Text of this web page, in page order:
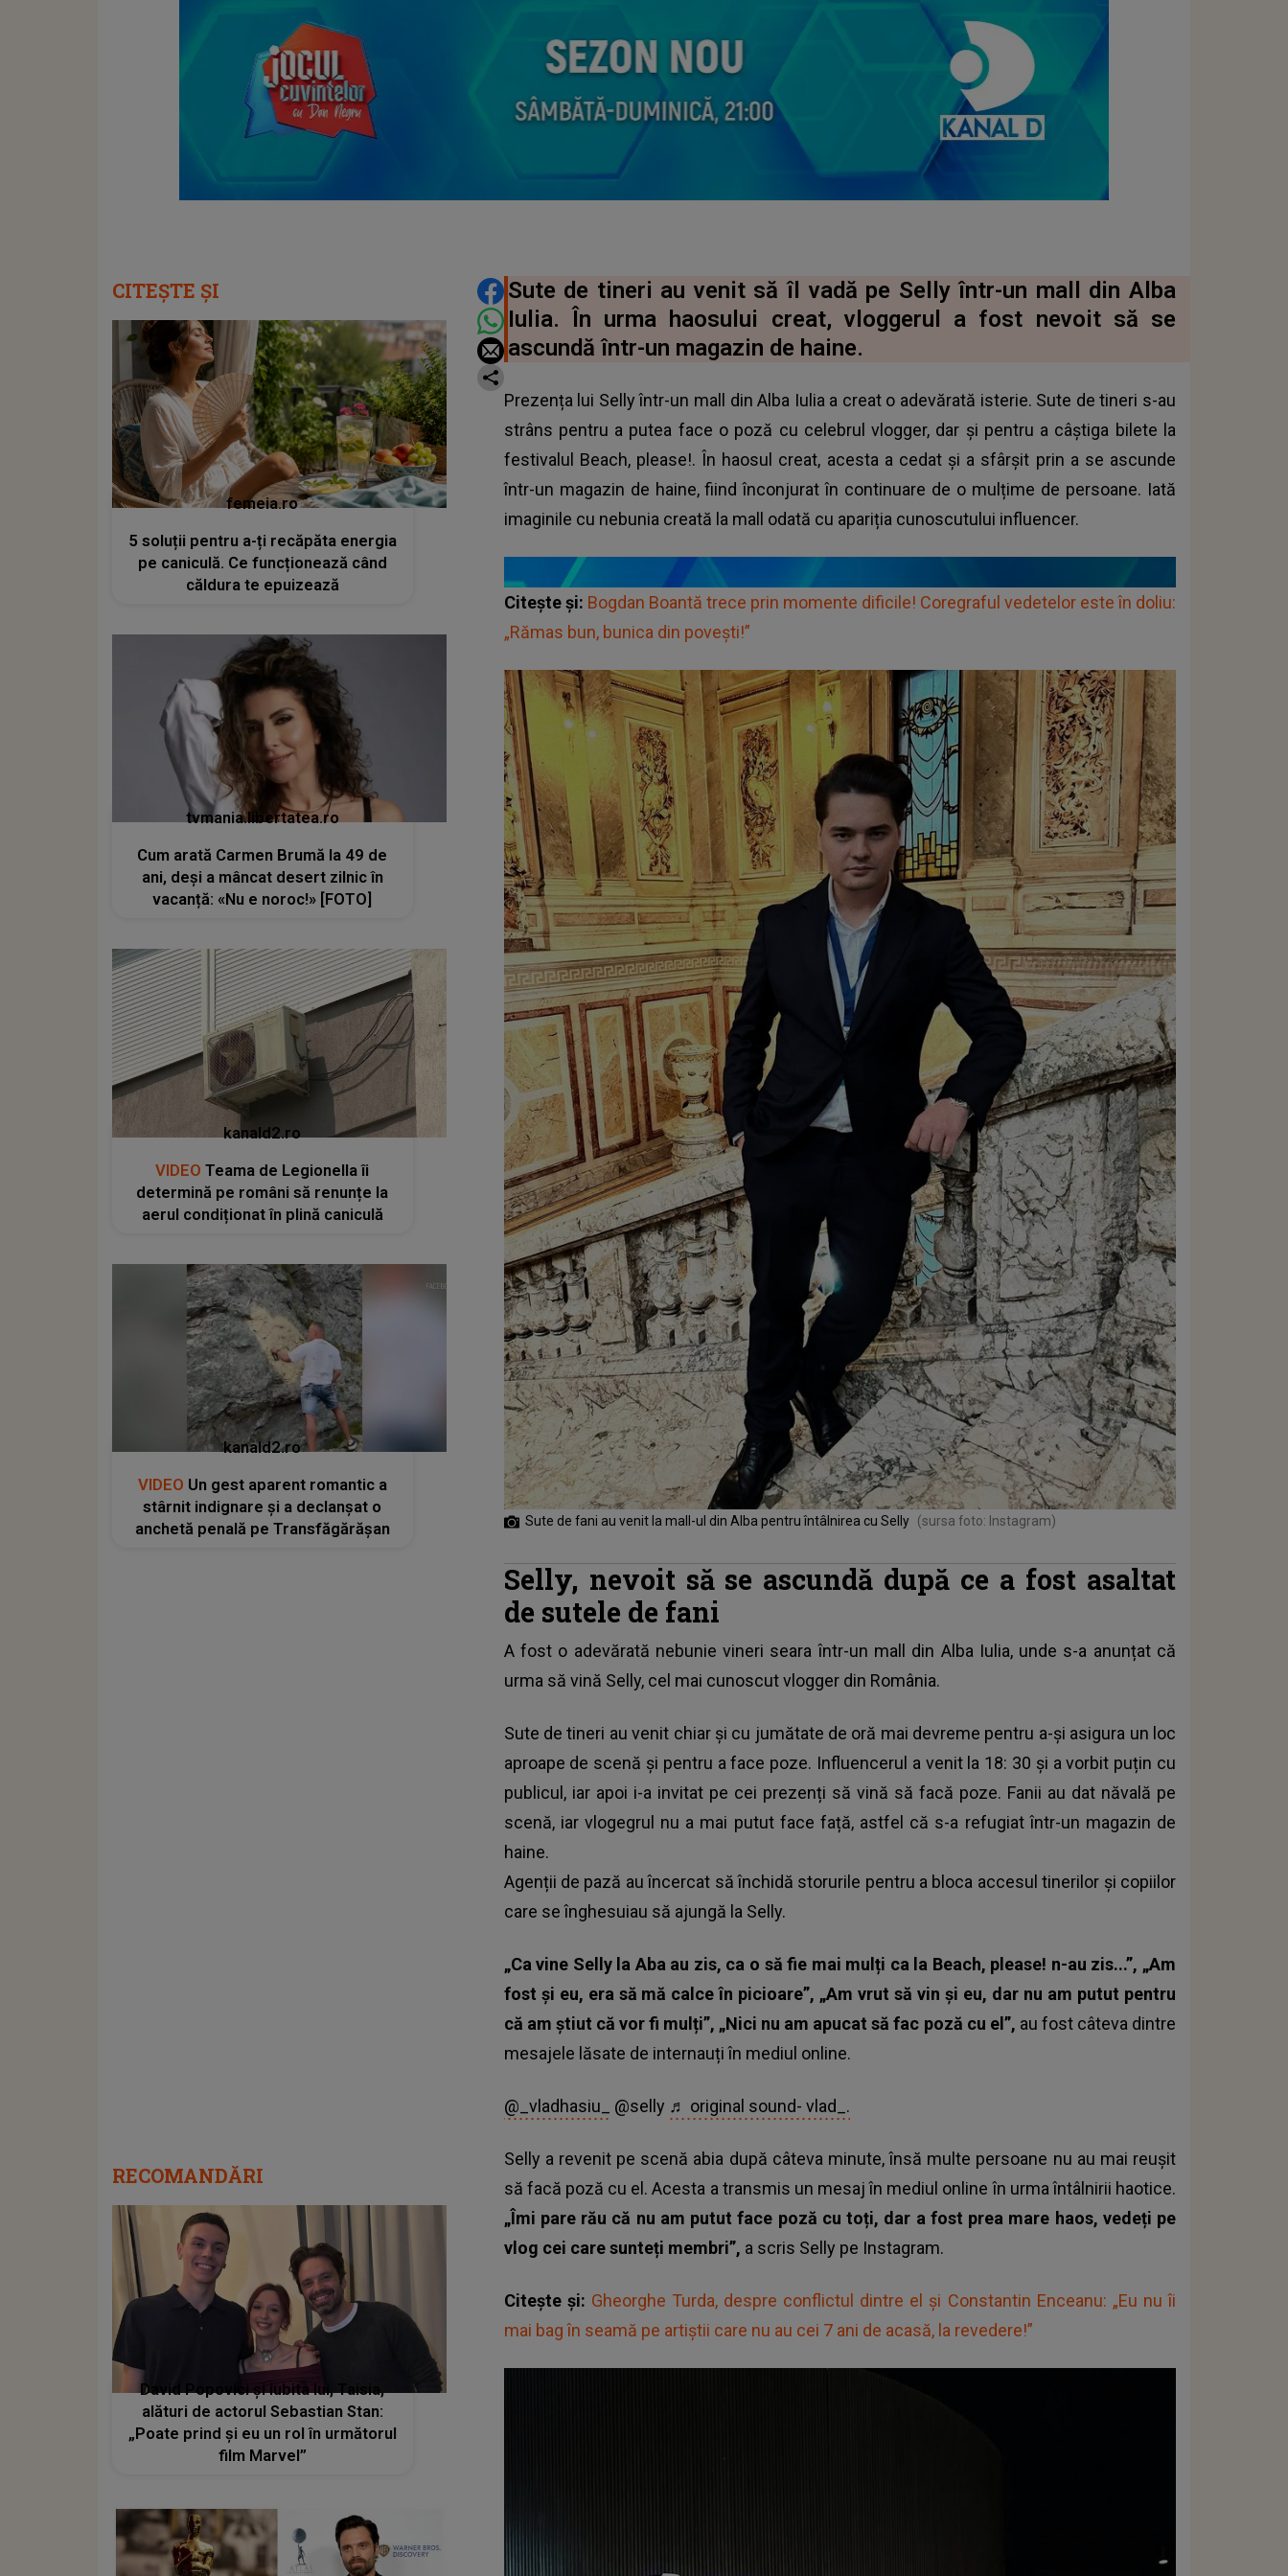
DISTRIBUIE ARTICOLUL
Sute de tineri au venit să îl vadă pe Selly într-un mall din Alba
Iulia. În urma haosului creat, vloggerul a fost nevoit să se
ascundă într-un magazin de haine.
Prezența lui Selly într-un mall din Alba Iulia a creat o adevărată isterie. Sute de tineri s-au
strâns pentru a putea face o poză cu celebrul vlogger, dar și pentru a câștiga bilete la
festivalul Beach, please!. În haosul creat, acesta a cedat și a sfârșit prin a se ascunde
într-un magazin de haine, fiind înconjurat în continuare de o mulțime de persoane. Iată
imaginile cu nebunia creată la mall odată cu apariția cunoscutului influencer.
Citește și: Bogdan Boantă trece prin momente dificile! Coregraful vedetelor este în doliu:
„Rămas bun, bunica din povești!”
Sute de fani au venit la mall-ul din Alba pentru întâlnirea cu Selly (sursa foto: Instagram)
Selly, nevoit să se ascundă după ce a fost asaltat
de sutele de fani
A fost o adevărată nebunie vineri seara într-un mall din Alba Iulia, unde s-a anunțat că
urma să vină Selly, cel mai cunoscut vlogger din România.
Sute de tineri au venit chiar și cu jumătate de oră mai devreme pentru a-și asigura un loc
aproape de scenă și pentru a face poze. Influencerul a venit la 18: 30 și a vorbit puțin cu
publicul, iar apoi i-a invitat pe cei prezenți să vină să facă poze. Fanii au dat năvală pe
scenă, iar vlogegrul nu a mai putut face față, astfel că s-a refugiat într-un magazin de
haine.
Agenții de pază au încercat să închidă storurile pentru a bloca accesul tinerilor și copiilor
care se înghesuiau să ajungă la Selly.
„Ca vine Selly la Aba au zis, ca o să fie mai mulți ca la Beach, please! n-au zis...”, „Am
fost și eu, era să mă calce în picioare”, „Am vrut să vin și eu, dar nu am putut pentru
că am știut că vor fi mulți”, „Nici nu am apucat să fac poză cu el”, au fost câteva dintre
mesajele lăsate de internauți în mediul online.
@_vladhasiu_ @selly ♬ original sound- vlad_.
Selly a revenit pe scenă abia după câteva minute, însă multe persoane nu au mai reușit
să facă poză cu el. Acesta a transmis un mesaj în mediul online în urma întâlnirii haotice.
„Îmi pare rău că nu am putut face poză cu toți, dar a fost prea mare haos, vedeți pe
vlog cei care sunteți membri”, a scris Selly pe Instagram.
Citește și: Gheorghe Turda, despre conflictul dintre el și Constantin Enceanu: „Eu nu îi
mai bag în seamă pe artiștii care nu au cei 7 ani de acasă, la revedere!”
CITEȘTE ȘI
femeia.ro
5 soluții pentru a-ți recăpăta energia
pe caniculă. Ce funcționează când
căldura te epuizează
tvmania.libertatea.ro
Cum arată Carmen Brumă la 49 de
ani, deși a mâncat desert zilnic în
vacanță: «Nu e noroc!» [FOTO]
kanald2.ro
VIDEO Teama de Legionella îi
determină pe români să renunțe la
aerul condiționat în plină caniculă
kanald2.ro
VIDEO Un gest aparent romantic a
stârnit indignare și a declanșat o
anchetă penală pe Transfăgărășan
RECOMANDĂRI
David Popovici și iubita lui, Taisia,
alături de actorul Sebastian Stan:
„Poate prind şi eu un rol în următorul
film Marvel”